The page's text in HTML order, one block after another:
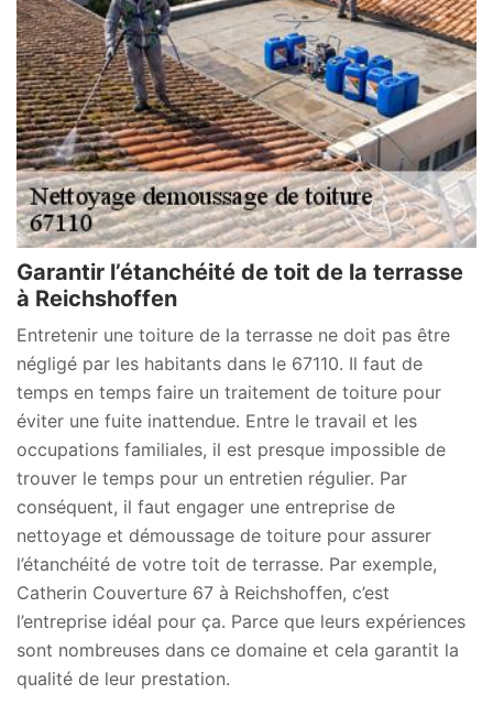
Garantir l’étanchéité de toit de la terrasse
à Reichshoffen
Entretenir une toiture de la terrasse ne doit pas être
négligé par les habitants dans le 67110. Il faut de
temps en temps faire un traitement de toiture pour
éviter une fuite inattendue. Entre le travail et les
occupations familiales, il est presque impossible de
trouver le temps pour un entretien régulier. Par
conséquent, il faut engager une entreprise de
nettoyage et démoussage de toiture pour assurer
l’étanchéité de votre toit de terrasse. Par exemple,
Catherin Couverture 67 à Reichshoffen, c’est
l’entreprise idéal pour ça. Parce que leurs expériences
sont nombreuses dans ce domaine et cela garantit la
qualité de leur prestation.